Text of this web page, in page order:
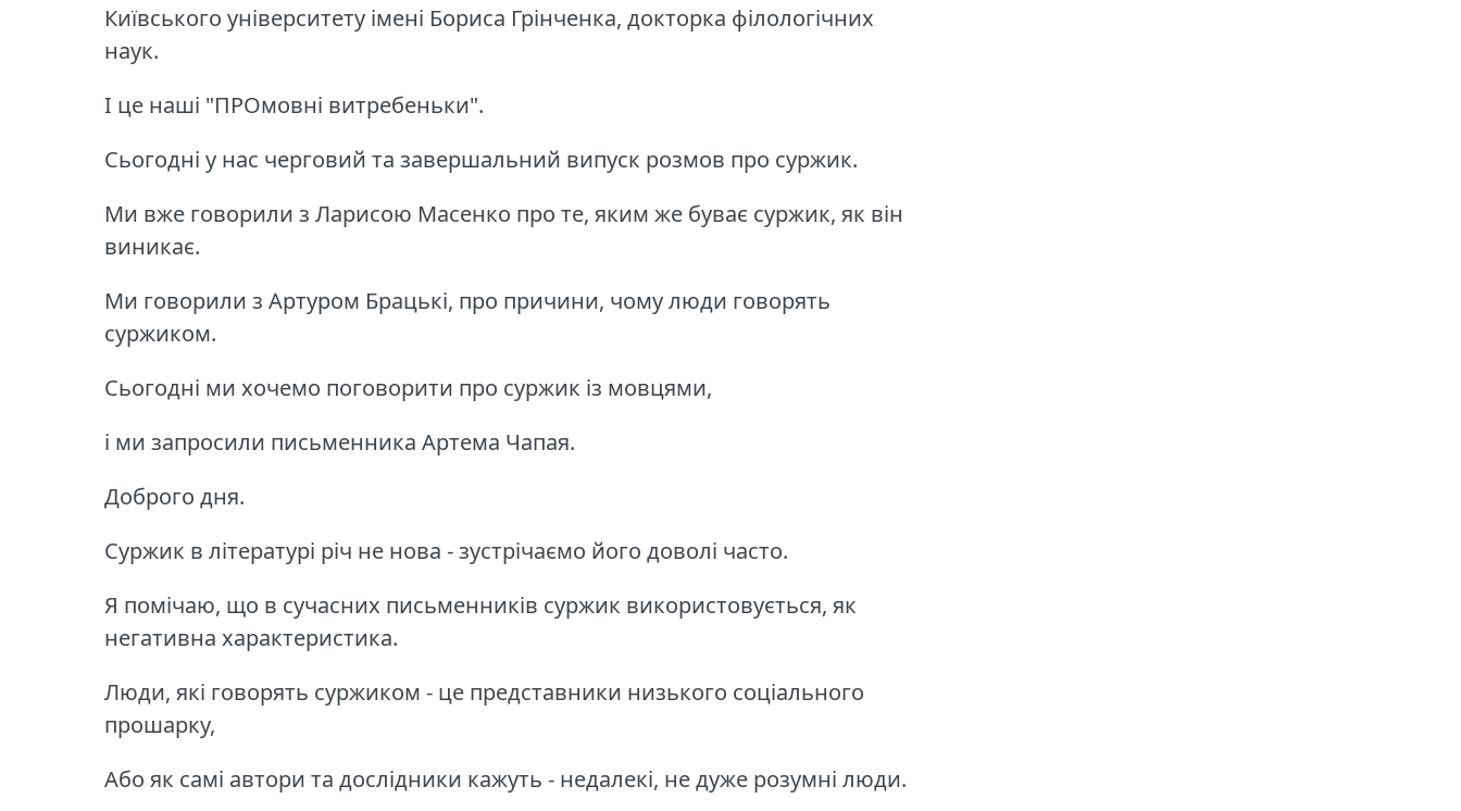
Київського університету імені Бориса Грінченка, докторка філологічних
наук.
І це наші "ПРОмовні витребеньки".
Сьогодні у нас черговий та завершальний випуск розмов про суржик.
Ми вже говорили з Ларисою Масенко про те, яким же буває суржик, як він
виникає.
Ми говорили з Артуром Брацькі, про причини, чому люди говорять
суржиком.
Сьогодні ми хочемо поговорити про суржик із мовцями,
і ми запросили письменника Артема Чапая.
Доброго дня.
Суржик в літературі річ не нова - зустрічаємо його доволі часто.
Я помічаю, що в сучасних письменників суржик використовується, як
негативна характеристика.
Люди, які говорять суржиком - це представники низького соціального
прошарку,
Або як самі автори та дослідники кажуть - недалекі, не дуже розумні люди.